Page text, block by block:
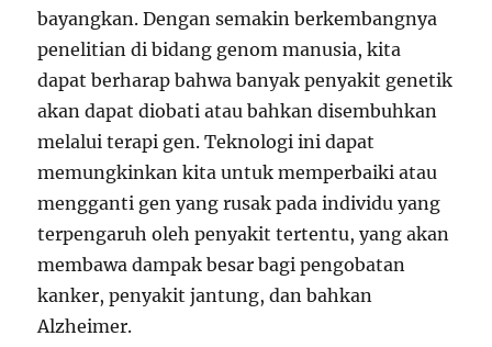
bayangkan. Dengan semakin berkembangnya
penelitian di bidang genom manusia, kita
dapat berharap bahwa banyak penyakit genetik
akan dapat diobati atau bahkan disembuhkan
melalui terapi gen. Teknologi ini dapat
memungkinkan kita untuk memperbaiki atau
mengganti gen yang rusak pada individu yang
terpengaruh oleh penyakit tertentu, yang akan
membawa dampak besar bagi pengobatan
kanker, penyakit jantung, dan bahkan
Alzheimer.